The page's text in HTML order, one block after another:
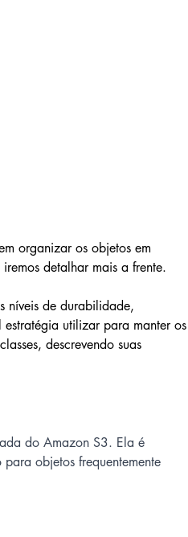
organizar os objetos em
detalhar mais a frente.
níveis de durabilidade,
utilizar para manter os
descrevendo suas
do Amazon S3. Ela é
objetos frequentemente